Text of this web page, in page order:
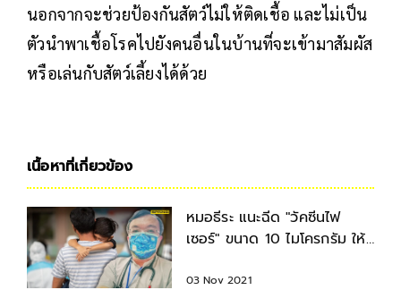
นอกจากจะช่วยป้องกันสัตว์ไม่ให้ติดเชื้อ และไม่เป็น
ตัวนำพาเชื้อโรคไปยังคนอื่นในบ้านที่จะเข้ามาสัมผัส
หรือเล่นกับสัตว์เลี้ยงได้ด้วย
เนื้อหาที่เกี่ยวข้อง
หมอธีระ แนะฉีด "วัคซีนไฟ
เซอร์" ขนาด 10 ไมโครกรัม ให้
03 Nov 2021